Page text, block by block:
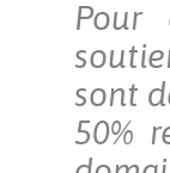
Pour
sont
50%